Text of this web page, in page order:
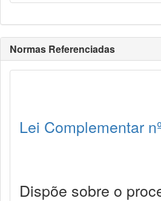
Normas Referenciadas
Lei Complementar
Dispõe sobre o